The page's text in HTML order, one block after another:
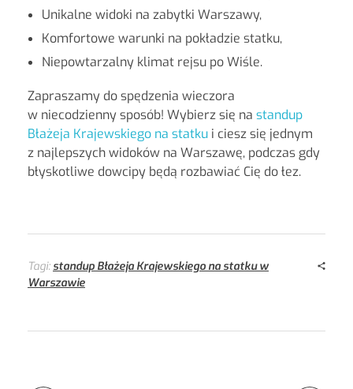
Unikalne widoki na zabytki Warszawy,
Komfortowe warunki na pokładzie statku,
Niepowtarzalny klimat rejsu po Wiśle.
Zapraszamy do spędzenia wieczora
w niecodzienny sposób! Wybierz się na standup
Błażeja Krajewskiego na statku i ciesz się jednym
z najlepszych widoków na Warszawę, podczas gdy
błyskotliwe dowcipy będą rozbawiać Cię do łez.
Tagi:standup Błażeja Krajewskiego na statku w
Warszawie